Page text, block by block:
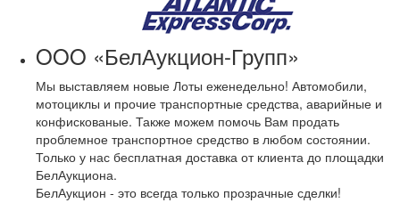
OOO «БелАукцион-Групп»
Мы выставляем новые Лоты еженедельно! Автомобили,
мотоциклы и прочие транспортные средства, аварийные и
конфискованые. Также можем помочь Вам продать
проблемное транспортное средство в любом состоянии.
Только у нас бесплатная доставка от клиента до площадки
БелАукциона.
БелАукцион - это всегда только прозрачные сделки!